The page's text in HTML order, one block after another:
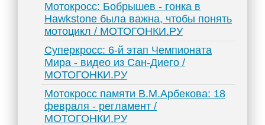
Мотокросс: Бобрышев - гонка в
Hawkstone была важна, чтобы понять
мотоцикл / МОТОГОНКИ.РУ
Суперкросс: 6-й этап Чемпионата
Мира - видео из Сан-Диего /
МОТОГОНКИ.РУ
Мотокросс памяти В.М.Арбекова: 18
февраля - регламент /
МОТОГОНКИ.РУ